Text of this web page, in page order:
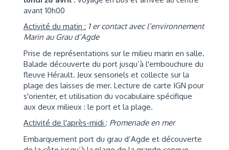
avant 10h00
Activité du matin : 1 er contact avec l’environnement
Marin au Grau d’Agde
Prise de représentations sur le milieu marin en salle.
Balade découverte du port jusqu’à l'embouchure du
fleuve Hérault. Jeux sensoriels et collecte sur la
plage des laisses de mer. Lecture de carte IGN pour
s'orienter, et utilisation du vocabulaire spécifique
aux deux milieux : le port et la plage.
Activité de l'après-midi : Promenade en mer
Embarquement port du grau d’Agde et découverte